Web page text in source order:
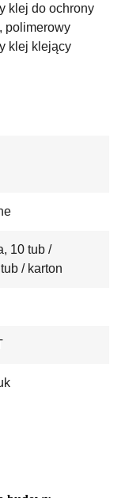
klej do ochrony
polimerowy
klej klejący
10 tub /
/ karton